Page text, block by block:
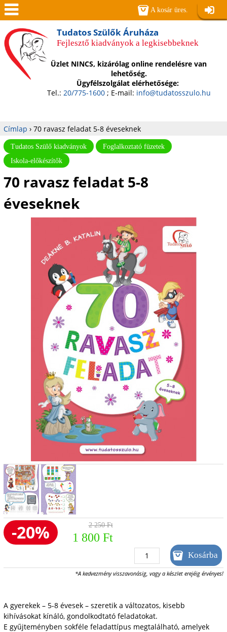
Jump to navigation
Tudatos Szülők Áruháza
Fejlesztő kiadványok a legkisebbeknek
Üzlet NINCS, kizárólag online rendelésre van
lehetőség.
Ügyfélszolgálat elérhetősége:
Tel.: 20/775-1600; E-mail: info@tudatosszulo.hu
Jelenlegi
hely
Címlap › 70 ravasz feladat 5-8 éveseknek
Tudatos Szülő kiadványok
Foglalkoztató füzetek
Iskola-előkészítők
70 ravasz feladat 5-8
éveseknek
-20% 2 250 Ft
1 800 Ft
*A kedvezmény visszavonásig, vagy a készlet erejéig érvényes!
A gyerekek – 5-8 évesek – szeretik a változatos, kisebb
kihívásokat kínáló, gondolkodtató feladatokat.
E gyűjteményben sokféle feladattípus megtalálható, amelyek
A kosár üres.
Men
ü